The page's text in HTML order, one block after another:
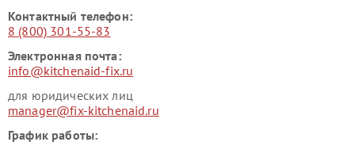
Контактный телефон:
8 (800) 301-55-83
Электронная почта:
info@kitchenaid-fix.ru
для юридических лиц
manager@fix-kitchenaid.ru
График работы: